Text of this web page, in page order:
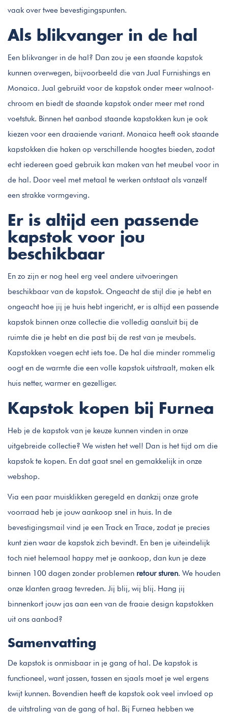
vaak over twee bevestigingspunten.
Als blikvanger in de hal
Een blikvanger in de hal? Dan zou je een staande kapstok
kunnen overwegen, bijvoorbeeld die van Jual Furnishings en
Monaica. Jual gebruikt voor de kapstok onder meer walnoot-
chroom en biedt de staande kapstok onder meer met rond
voetstuk. Binnen het aanbod staande kapstokken kun je ook
kiezen voor een draaiende variant. Monaica heeft ook staande
kapstokken die haken op verschillende hoogtes bieden, zodat
echt iedereen goed gebruik kan maken van het meubel voor in
de hal. Door veel met metaal te werken ontstaat als vanzelf
een strakke vormgeving.
Er is altijd een passende
kapstok voor jou
beschikbaar
En zo zijn er nog heel erg veel andere uitvoeringen
beschikbaar van de kapstok. Ongeacht de stijl die je hebt en
ongeacht hoe jij je huis hebt ingericht, er is altijd een passende
kapstok binnen onze collectie die volledig aansluit bij de
ruimte die je hebt en die past bij de rest van je meubels.
Kapstokken voegen echt iets toe. De hal die minder rommelig
oogt en de warmte die een volle kapstok uitstraalt, maken elk
huis netter, warmer en gezelliger.
Kapstok kopen bij Furnea
Heb je de kapstok van je keuze kunnen vinden in onze
uitgebreide collectie? We wisten het wel! Dan is het tijd om die
kapstok te kopen. En dat gaat snel en gemakkelijk in onze
webshop.
Via een paar muisklikken geregeld en dankzij onze grote
voorraad heb je jouw aankoop snel in huis. In de
bevestigingsmail vind je een Track en Trace, zodat je precies
kunt zien waar de kapstok zich bevindt. En ben je uiteindelijk
toch niet helemaal happy met je aankoop, dan kun je deze
binnen 100 dagen zonder problemen retour sturen. We houden
onze klanten graag tevreden. Jij blij, wij blij. Hang jij
binnenkort jouw jas aan een van de fraaie design kapstokken
uit ons aanbod?
Samenvatting
De kapstok is onmisbaar in je gang of hal. De kapstok is
functioneel, want jassen, tassen en sjaals moet je wel ergens
kwijt kunnen. Bovendien heeft de kapstok ook veel invloed op
de uitstraling van de gang of hal. Bij Furnea hebben we